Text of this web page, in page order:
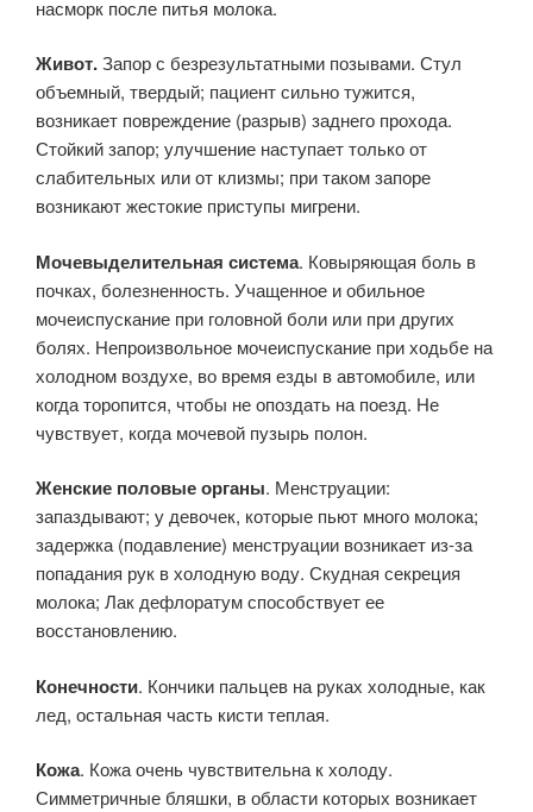
насморк после питья молока.
Живот.Запор с безрезультатными позывами. Стул
объемный, твердый; пациент сильно тужится,
возникает повреждение (разрыв) заднего прохода.
Стойкий запор; улучшение наступает только от
слабительных или от клизмы; при таком запоре
возникают жестокие приступы мигрени.
Мочевыделительная система. Ковыряющая боль в
почках, болезненность. Учащенное и обильное
мочеиспускание при головной боли или при других
болях. Непроизвольное мочеиспускание при ходьбе на
холодном воздухе, во время езды в автомобиле, или
когда торопится, чтобы не опоздать на поезд. Не
чувствует, когда мочевой пузырь полон.
Женские половые органы. Менструации:
запаздывают; у девочек, которые пьют много молока;
задержка (подавление) менструации возникает из-за
попадания рук в холодную воду. Скудная секреция
молока; Лак дефлоратум способствует ее
восстановлению.
Конечности. Кончики пальцев на руках холодные, как
лед, остальная часть кисти теплая.
Кожа. Кожа очень чувствительна к холоду.
Симметричные бляшки, в области которых возникает